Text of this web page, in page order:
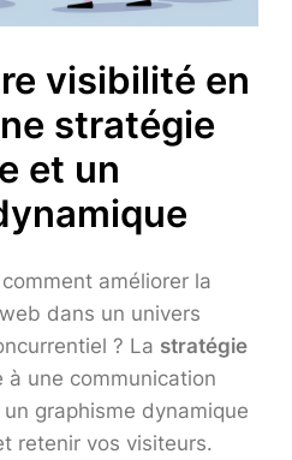
visibilité en
stratégie
et un
améliorer la
dans un univers
? La stratégie
à une communication
graphisme dynamique
retenir vos visiteurs.